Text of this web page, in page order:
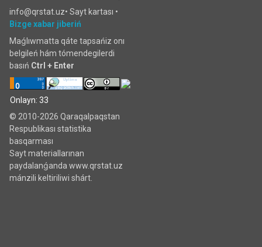
info@qrstat.uz• Sayt kartası •
Bizge xabar jiberiń
Maǵlıwmatta qáte tapsańiz onı
belgileń hám tómendegilerdi
basıń Ctrl + Enter
Onlayn: 33
© 2010-2026 Qaraqalpaqstan
Respublikası statistika
basqarması
Sayt materiallarınan
paydalanǵanda www.qrstat.uz
mánzili keltiriliwi shárt.